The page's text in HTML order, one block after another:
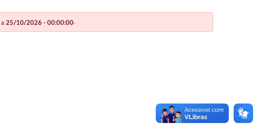
a 25/10/2026 - 00:00:00.